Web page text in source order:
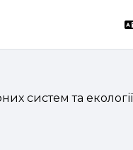
систем та екології